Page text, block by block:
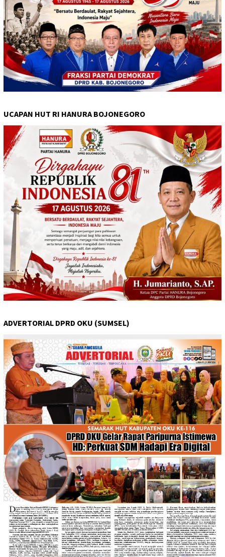
UCAPAN HUT RI HANURA BOJONEGORO
ADVERTORIAL DPRD OKU (SUMSEL)